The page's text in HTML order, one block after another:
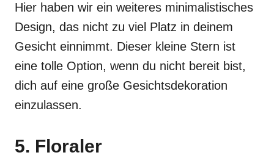
Hier haben wir ein weiteres minimalistisches
Design, das nicht zu viel Platz in deinem
Gesicht einnimmt. Dieser kleine Stern ist
eine tolle Option, wenn du nicht bereit bist,
dich auf eine große Gesichtsdekoration
einzulassen.
5. Floraler